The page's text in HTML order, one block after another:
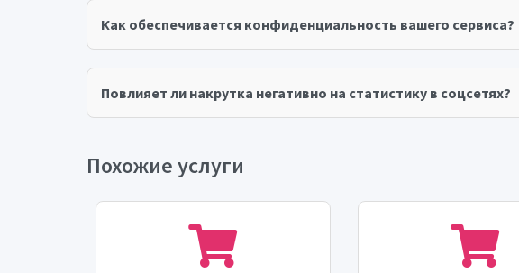
Как обеспечивается конфиденциальность вашего сервиса?
Повлияет ли накрутка негативно на статистику в соцсетях?
Похожие услуги